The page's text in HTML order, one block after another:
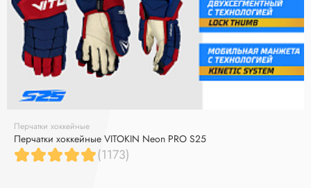
Перчатки хоккейные
Перчатки хоккейные VITOKIN Neon PRO S25
(1173)